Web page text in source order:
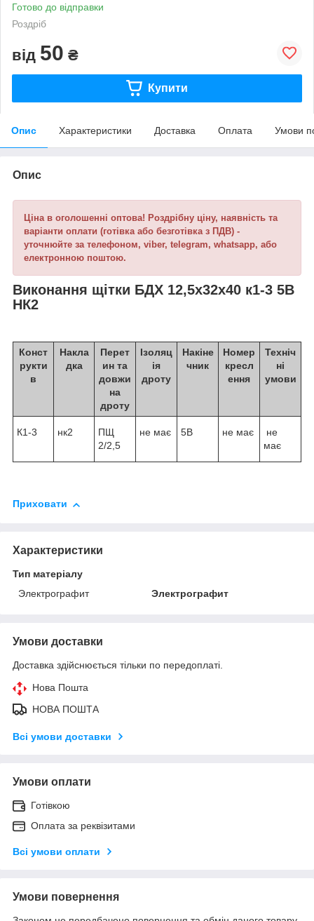
Готово до відправки
Роздріб
від 50 ₴
Купити
Опис Характеристики Доставка Оплата Умови
Опис
Ціна в оголошенні оптова! Роздрібну ціну, наявність та
варіанти оплати (готівка або безготівка з ПДВ) -
уточнюйте за телефоном, viber, telegram, whatsapp, або
електронною поштою.
Виконання щітки БДХ 12,5х32х40 к1-3 5В
НК2
Конст
рукти
в
Накла
дка
Перет
ин та
довжи
на
дроту
Ізоляц
ія
дроту
Накіне
чник
Номер
кресл
ення
Техніч
ні
умови
К1-3 нк2
ПЩ
2/2,5
не має 5В не має
не
має
Приховати
Характеристики
Тип матеріалу
Электрографит
Электрографит
Умови доставки
Доставка здійснюється тільки по передоплаті.
Нова Пошта
НОВА ПОШТА
Всі умови доставки
Умови оплати
Готівкою
Оплата за реквізитами
Всі умови оплати
Умови повернення